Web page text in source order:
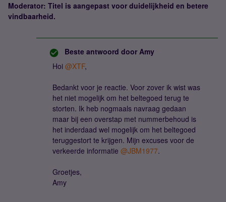
Moderator: Titel is aangepast voor duidelijkheid en betere
vindbaarheid.
Beste antwoord door Amy
Hoi ​ @XTF,
Bedankt voor je reactie. Voor zover ik wist was
het niet mogelijk om het beltegoed terug te
storten. Ik heb nogmaals navraag gedaan
maar bij een overstap met nummerbehoud is
het inderdaad wel mogelijk om het beltegoed
teruggestort te krijgen. Mijn excuses voor de
verkeerde informatie ​ @JBM1977.
Groetjes,
Amy